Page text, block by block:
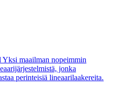
Yksi maailman nopeimmin
jonka
perinteisiä lineaarilaakereita.